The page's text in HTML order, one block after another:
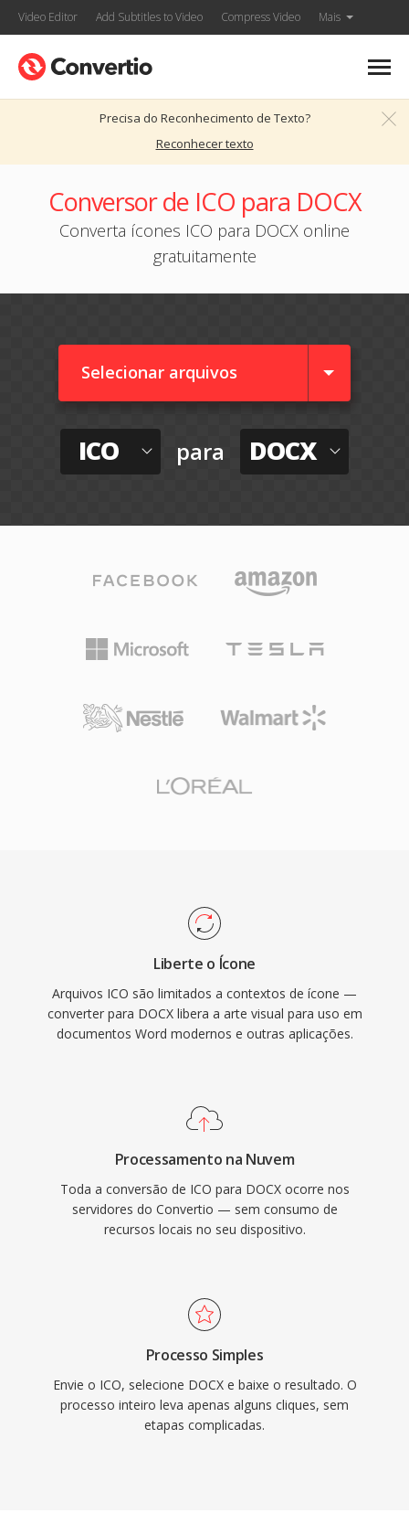
Video Editor Add Subtitles to Video Compress Video Mais
Precisa do Reconhecimento de Texto?
Reconhecer texto
Conversor de ICO para DOCX
Converta ícones ICO para DOCX online
gratuitamente
Selecionar arquivos
ICO para DOCX
Liberte o Ícone
Arquivos ICO são limitados a contextos de ícone —
converter para DOCX libera a arte visual para uso em
documentos Word modernos e outras aplicações.
Processamento na Nuvem
Toda a conversão de ICO para DOCX ocorre nos
servidores do Convertio — sem consumo de
recursos locais no seu dispositivo.
Processo Simples
Envie o ICO, selecione DOCX e baixe o resultado. O
processo inteiro leva apenas alguns cliques, sem
etapas complicadas.